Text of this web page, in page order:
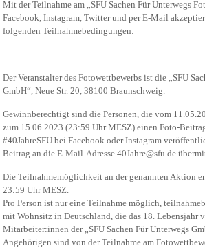
Mit der Teilnahme am „SFU Sachen Für Unterwegs
Facebook, Instagram, Twitter und per E-Mail
folgenden Teilnahmebedingungen:
Der Veranstalter des Fotowettbewerbs ist die „SFU
GmbH“, Neue Str. 20, 38100 Braunschweig.
Gewinnberechtigt sind die Personen, die vom
zum 15.06.2023 (23:59 Uhr MESZ) einen Foto-
#40JahreSFU bei Facebook oder Instagram
Beitrag an die E-Mail-Adresse 40Jahre@sfu.de
Die Teilnahmemöglichkeit an der genannten Aktion
23:59 Uhr MESZ.
Pro Person ist nur eine Teilnahme möglich,
mit Wohnsitz in Deutschland, die das 18. Lebensjahr
Mitarbeiter:innen der „SFU Sachen Für Unterwegs
Angehörigen sind von der Teilnahme am